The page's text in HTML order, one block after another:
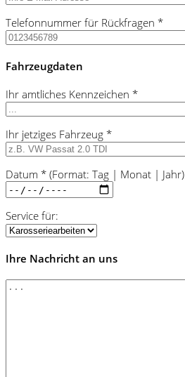
leer.
Telefonnummer für Rückfragen *
Fahrzeugdaten
Ihr amtliches Kennzeichen *
Ihr jetziges Fahrzeug *
Datum * (Format: Tag | Monat | Jahr)
Service für:
Ihre Nachricht an uns